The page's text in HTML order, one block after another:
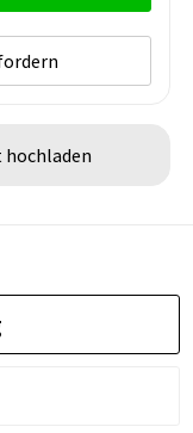
hochladen